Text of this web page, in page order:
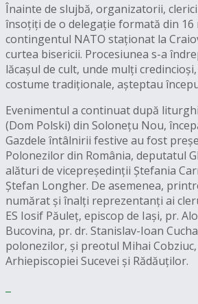
Înainte de slujbă, organizatorii,
însoțiți de o delegație formată din
contingentul NATO staționat la
curtea bisericii. Procesiunea s-a
lăcașul de cult, unde mulți
costume tradiționale, așteptau
Evenimentul a continuat după
(Dom Polski) din Solonețu Nou,
Gazdele întâlnirii festive au fost
Polonezilor din România, deputatul
alături de vicepreședinții Ștefania
Ștefan Longher. De asemenea,
numărat și înalți reprezentanți ai
ES Iosif Păuleț, episcop de Iași, pr.
Bucovina, pr. dr. Stanislav-Ioan
polonezilor, și preotul Mihai
Arhiepiscopiei Sucevei și Rădăuților.